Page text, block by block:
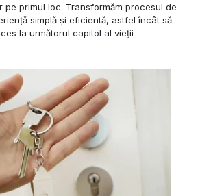
pe primul loc. Transformăm procesul de
simplă și eficientă, astfel încât să
la următorul capitol al vieții